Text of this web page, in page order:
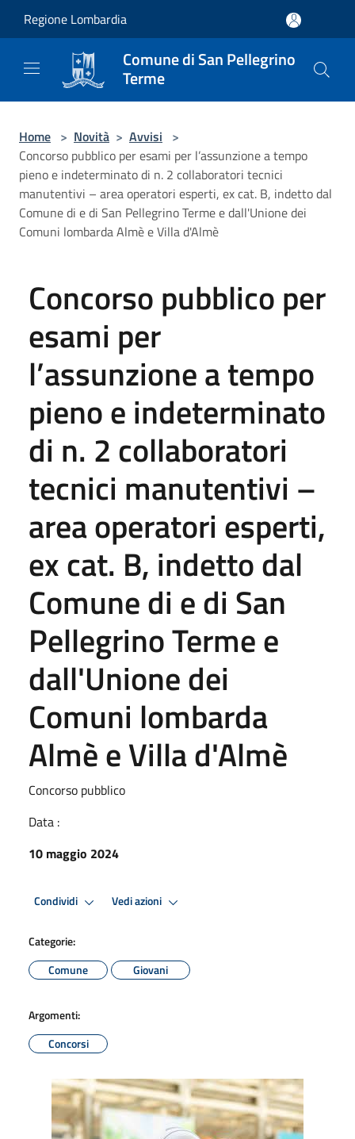
Regione Lombardia
Comune di San Pellegrino
Terme
Home > Novità > Avvisi >
Concorso pubblico per esami per l’assunzione a tempo
pieno e indeterminato di n. 2 collaboratori tecnici
manutentivi – area operatori esperti, ex cat. B, indetto dal
Comune di e di San Pellegrino Terme e dall'Unione dei
Comuni lombarda Almè e Villa d'Almè
Concorso pubblico per
esami per
l’assunzione a tempo
pieno e indeterminato
di n. 2 collaboratori
tecnici manutentivi –
area operatori esperti,
ex cat. B, indetto dal
Comune di e di San
Pellegrino Terme e
dall'Unione dei
Comuni lombarda
Almè e Villa d'Almè
Concorso pubblico
Data :
10 maggio 2024
Condividi Vedi azioni
Categorie:
Comune
Giovani
Argomenti:
Concorsi